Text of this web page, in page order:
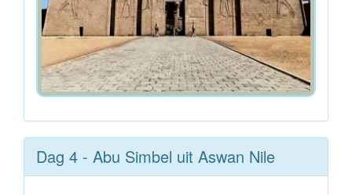
Dag 4 - Abu Simbel uit Aswan Nile